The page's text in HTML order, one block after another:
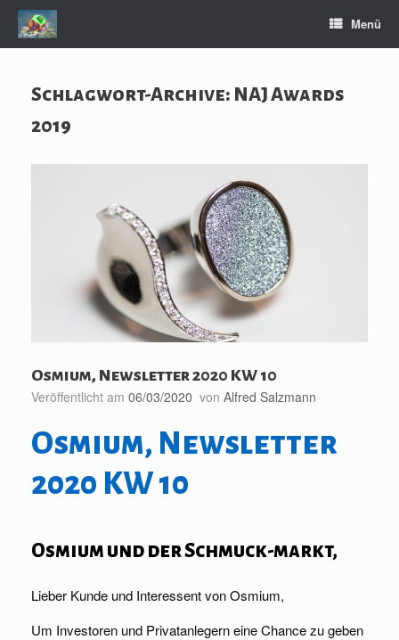
Zum
Inhalt
springen
Menü
Schlagwort-Archive: NAJ Awards
2019
Osmium, Newsletter 2020 KW 10
Veröffentlicht am 06/03/2020 von Alfred Salzmann
Osmium, Newsletter
2020 KW 10
Osmium und der Schmuck-markt,
Lieber Kunde und Interessent von Osmium,
Um Investoren und Privatanlegern eine Chance zu geben